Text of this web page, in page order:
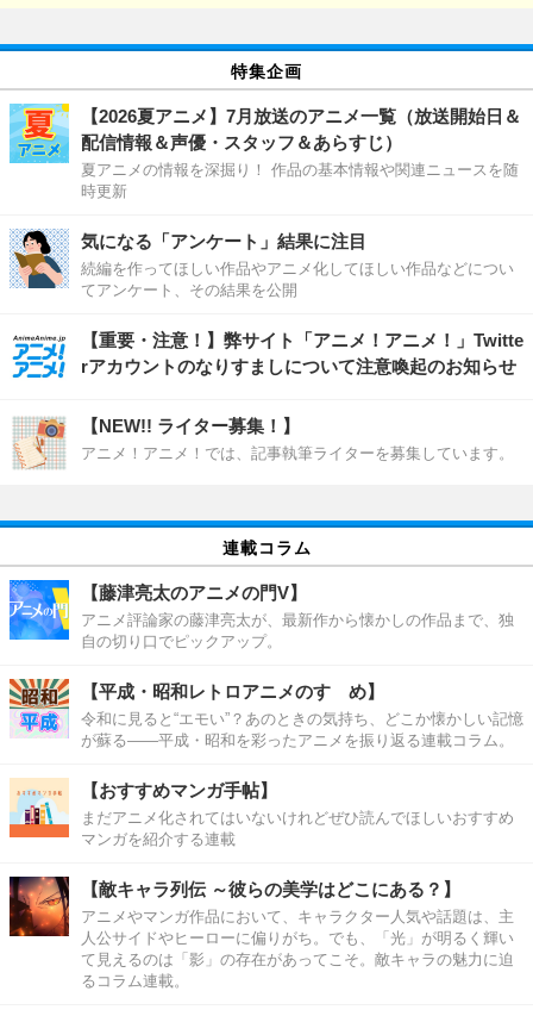
特集企画
【2026夏アニメ】7月放送のアニメ一覧（放送開始日＆
配信情報＆声優・スタッフ＆あらすじ）
夏アニメの情報を深掘り！ 作品の基本情報や関連ニュースを随
時更新
気になる「アンケート」結果に注目
続編を作ってほしい作品やアニメ化してほしい作品などについ
てアンケート、その結果を公開
【重要・注意！】弊サイト「アニメ！アニメ！」Twitte
rアカウントのなりすましについて注意喚起のお知らせ
【NEW!! ライター募集！】
アニメ！アニメ！では、記事執筆ライターを募集しています。
連載コラム
【藤津亮太のアニメの門V】
アニメ評論家の藤津亮太が、最新作から懐かしの作品まで、独
自の切り口でピックアップ。
【平成・昭和レトロアニメのすゝめ】
令和に見ると“エモい”？あのときの気持ち、どこか懐かしい記憶
が蘇る――平成・昭和を彩ったアニメを振り返る連載コラム。
【おすすめマンガ手帖】
まだアニメ化されてはいないけれどぜひ読んでほしいおすすめ
マンガを紹介する連載
【敵キャラ列伝 ～彼らの美学はどこにある？】
アニメやマンガ作品において、キャラクター人気や話題は、主
人公サイドやヒーローに偏りがち。でも、「光」が明るく輝い
て見えるのは「影」の存在があってこそ。敵キャラの魅力に迫
るコラム連載。